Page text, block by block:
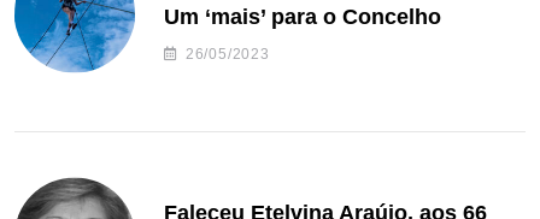
Um ‘mais’ para o Concelho
26/05/2023
Faleceu Etelvina Araújo, aos 66